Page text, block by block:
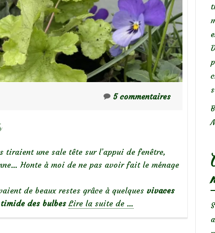
5 commentaires
une sale tête sur l’appui de fenêtre,
Honte à moi de ne pas avoir fait le ménage
de beaux restes grâce à quelques vivaces
des bulbes Lire la suite de …